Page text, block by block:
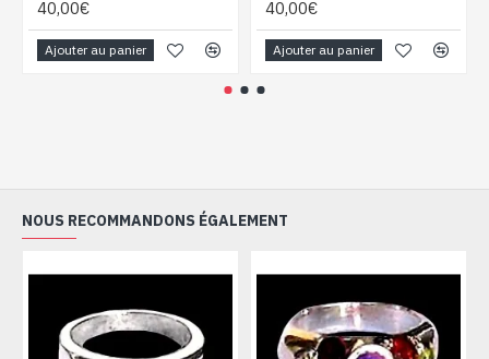
40,00€
Ajouter au panier
40,00€
Ajouter au panier
NOUS RECOMMANDONS ÉGALEMENT